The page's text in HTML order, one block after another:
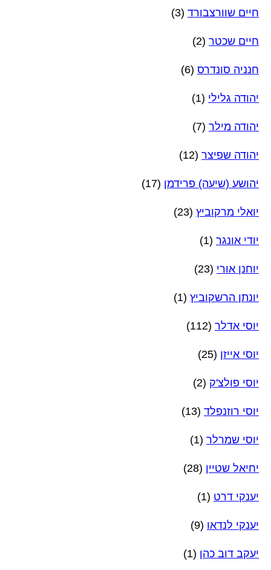
חיים שוורצבורד (3)
חיים שכטר (2)
חנניה סונדרס (6)
יהודה גלילי (1)
יהודה מילר (7)
יהודה שפיצר (12)
יהושע (שיעה) פרידמן (17)
יואלי מרקוביץ (23)
יודי אונגר (1)
יוחנן אורי (23)
יונתן הרשקוביץ (1)
יוסי אדלר (112)
יוסי אייזן (25)
יוסי פולצ'ק (2)
יוסי רוזנפלד (13)
יוסי שמרלר (1)
יחיאל שטיין (28)
יענקי דרט (1)
יענקי לנדאו (9)
יעקב דוב כהן (1)